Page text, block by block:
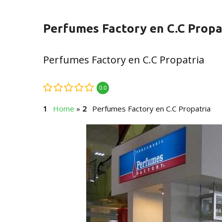
Perfumes Factory en C.C
Perfumes Factory en C.C Propatria
0.0
Home » Perfumes Factory en C.C Propatria